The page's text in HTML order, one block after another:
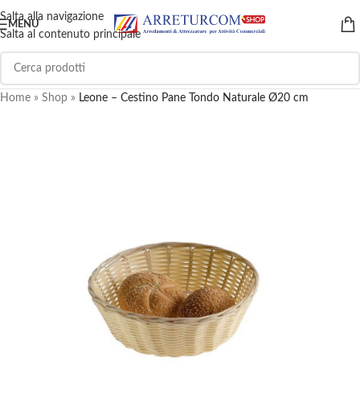
Salta alla navigazione
Salta al contenuto principale
MENU
Home » Shop » Leone – Cestino Pane Tondo Naturale Ø20 cm